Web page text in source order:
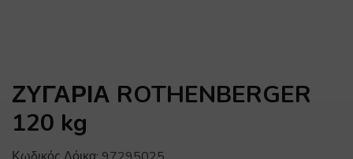
ΖΥΓΑΡΙΑ ROTHENBERGER
120 kg